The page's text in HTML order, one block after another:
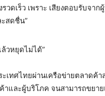
ดเร็ว เพราะ เสียงตอบรับจา
ะสดชื่น”
วหยุดไม่ได้”
เทศไทยผ่านเครือข่ายตลาดค้
และผู้บริโภค จนสามารถขยา